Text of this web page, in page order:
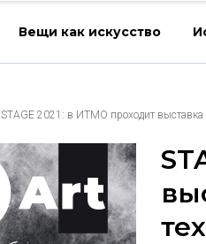
Вещи как искусство
STAGE 2021: в ИТМО проходит выставка